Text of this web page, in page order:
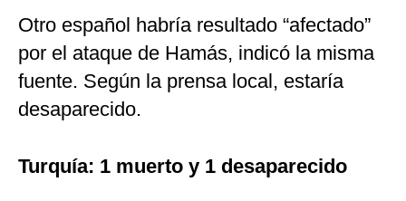
Otro español habría resultado “afectado”
por el ataque de Hamás, indicó la misma
fuente. Según la prensa local, estaría
desaparecido.
Turquía: 1 muerto y 1 desaparecido